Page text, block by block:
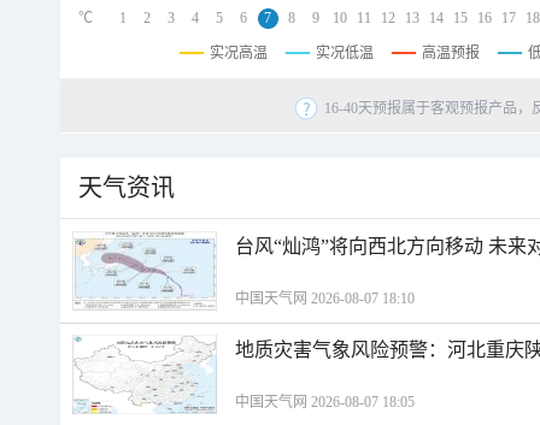
1 2 3 4 5 6 7 8 9 10 11 12 13 14 15 16 17 18
℃
实况高温 实况低温 高温预报
16-40天预报属于客观预报产品
天气资讯
台风“灿鸿”将向西北方向移动 未来
中国天气网 2026-08-07 18:10
地质灾害气象风险预警：河北重庆
中国天气网 2026-08-07 18:05